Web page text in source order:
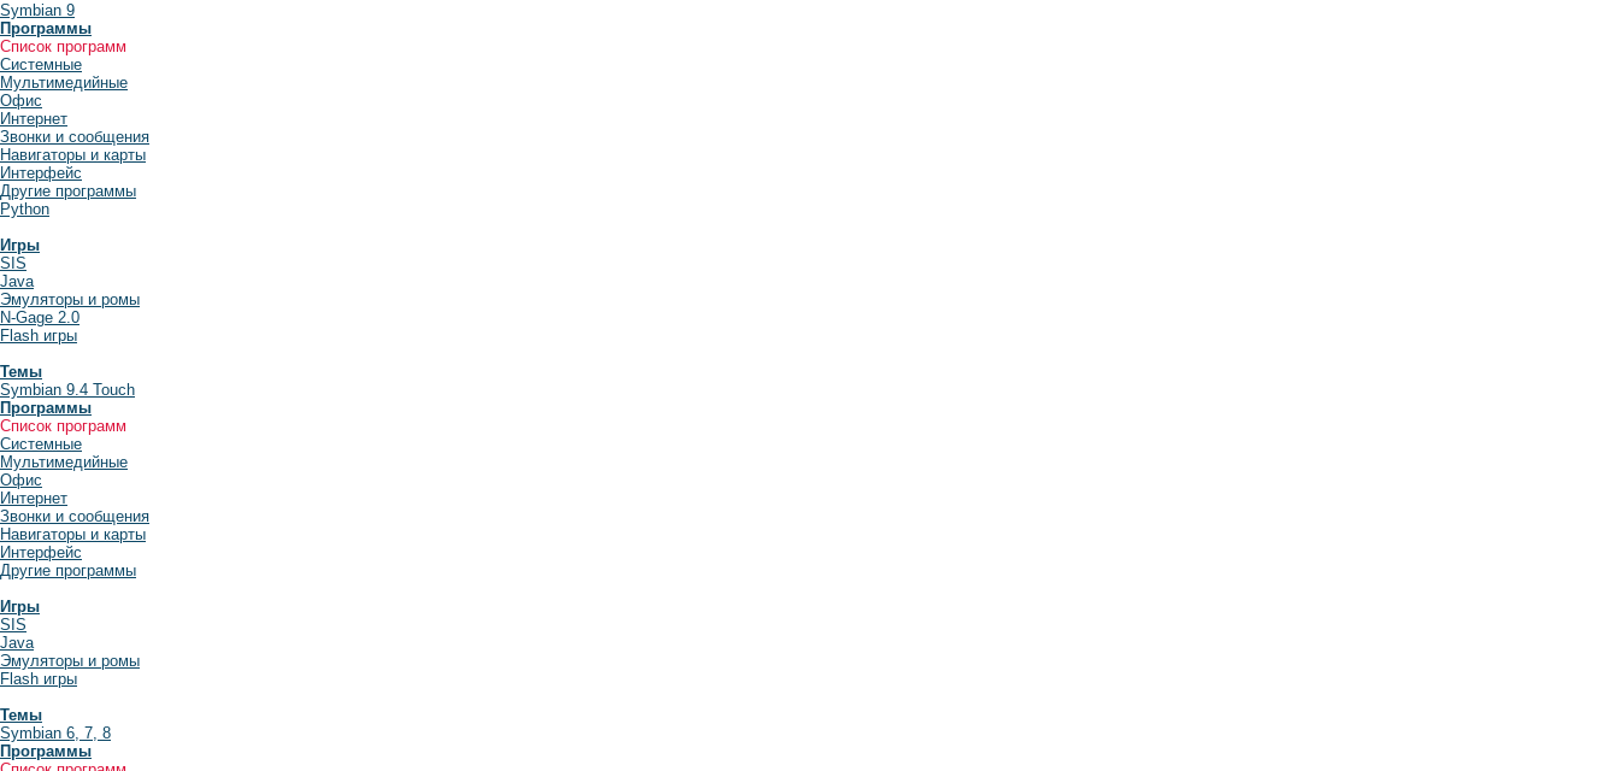
Symbian 9
Программы
Список программ
Системные
Мультимедийные
Офис
Интернет
Звонки и сообщения
Навигаторы и карты
Интерфейс
Другие программы
Python
Игры
SIS
Java
Эмуляторы и ромы
N-Gage 2.0
Flash игры
Темы
Symbian 9.4 Touch
Программы
Список программ
Системные
Мультимедийные
Офис
Интернет
Звонки и сообщения
Навигаторы и карты
Интерфейс
Другие программы
Игры
SIS
Java
Эмуляторы и ромы
Flash игры
Темы
Symbian 6, 7, 8
Программы